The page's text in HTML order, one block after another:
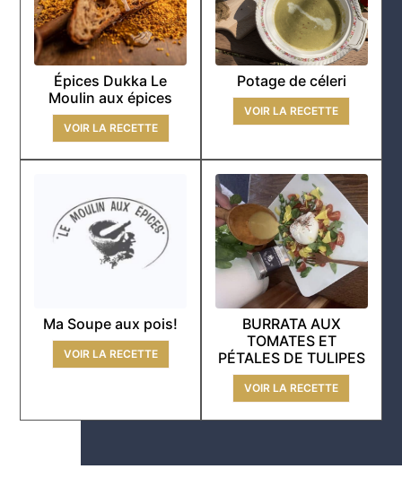
Épices Dukka Le
Moulin aux épices
VOIR LA RECETTE
Potage de céleri
VOIR LA RECETTE
Ma Soupe aux pois!
VOIR LA RECETTE
BURRATA AUX
TOMATES ET
PÉTALES DE TULIPES
VOIR LA RECETTE